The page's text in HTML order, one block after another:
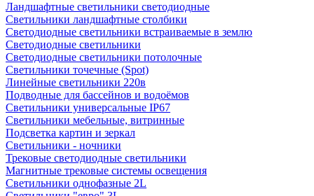
Ландшафтные светильники светодиодные
Светильники ландшафтные столбики
Светодиодные светильники встраиваемые в землю
Светодиодные светильники
Светодиодные светильники потолочные
Светильники точечные (Spot)
Линейные светильники 220в
Подводные для бассейнов и водоёмов
Светильники универсальные IP67
Светильники мебельные, витринные
Подсветка картин и зеркал
Светильники - ночники
Трековые светодиодные светильники
Магнитные трековые системы освещения
Светильники однофазные 2L